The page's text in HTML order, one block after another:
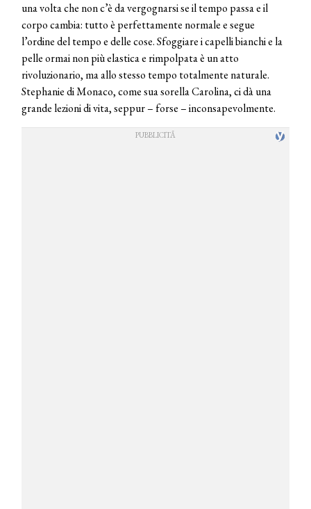
una volta che non c’è da vergognarsi se il tempo passa e il
corpo cambia: tutto è perfettamente normale e segue
l’ordine del tempo e delle cose. Sfoggiare i capelli bianchi e la
pelle ormai non più elastica e rimpolpata è un atto
rivoluzionario, ma allo stesso tempo totalmente naturale.
Stephanie di Monaco, come sua sorella Carolina, ci dà una
grande lezioni di vita, seppur – forse – inconsapevolmente.